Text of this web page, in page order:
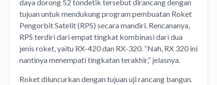
daya dorong 52 tondetik tersebut dirancang dengan
tujuan untuk mendukung program pembuatan Roket
Pengorbit Satelit (RPS) secara mandiri. Rencananya,
RPS terdiri dari empat tingkat kombinasi dari dua
jenis roket, yaitu RX-420 dan RX-320. “Nah, RX 320 ini
nantinya menempati tingkatan terakhir,” jelasnya.
Roket diluncurkan dengan tujuan uji rancang bangun.